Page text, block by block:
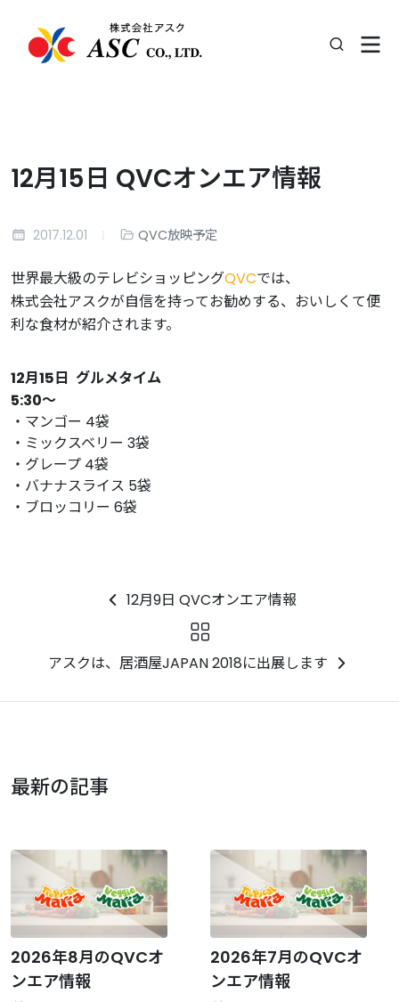
12月15日 QVCオンエア情報
2017.12.01 QVC放映予定
世界最大級のテレビショッピングQVCでは、
株式会社アスクが自信を持ってお勧めする、おいしくて便
利な食材が紹介されます。
12月15日 グルメタイム
5:30〜
・マンゴー 4袋
・ミックスベリー 3袋
・グレープ 4袋
・バナナスライス 5袋
・ブロッコリー 6袋
12月9日 QVCオンエア情報
アスクは、居酒屋JAPAN 2018に出展します
最新の記事
2026年8月のQVCオ
ンエア情報
2026年7月のQVCオ
ンエア情報